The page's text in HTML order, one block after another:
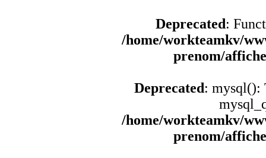
Deprecated:
/home/workteamkv/
prenom/
Deprecated: mysql():
/home/workteamkv/
prenom/